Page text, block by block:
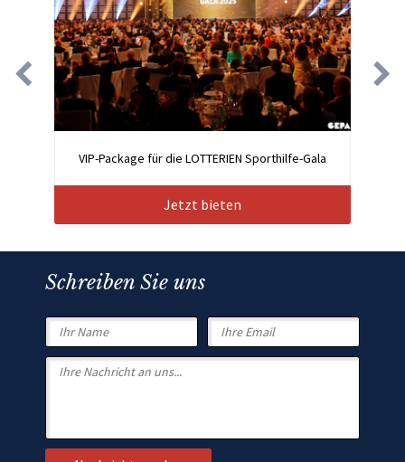
VIP-Package für die LOTTERIEN Sporthilfe-Gala
Jetzt bieten
Schreiben Sie uns